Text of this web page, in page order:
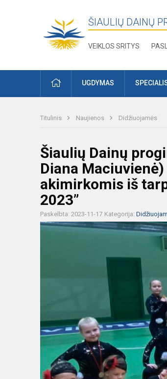
ŠIAULIŲ DAINŲ
VEIKLOS SRITYS
PRADŽIAUGDYMAS
Titulinis Naujienos Didžiuojamės
Šiaulių Dainų
Diana
akimirkomis iš
2023”
Paskelbta: 2023-11-17 Kategorija: